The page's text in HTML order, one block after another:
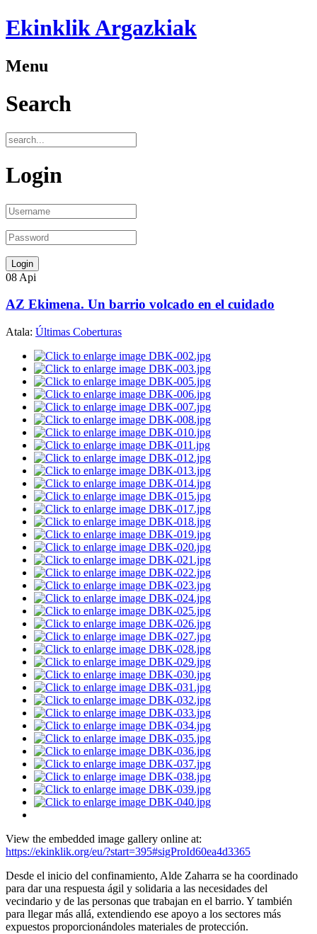
Ekinklik Argazkiak
Menu
Search
Login
08 Api
AZ Ekimena. Un barrio volcado en el cuidado
Atala: Últimas Coberturas
View the embedded image gallery online at:
https://ekinklik.org/eu/?start=395#sigProId60ea4d3365
Desde el inicio del confinamiento, Alde Zaharra se ha coordinado
para dar una respuesta ágil y solidaria a las necesidades del
vecindario y de las personas que trabajan en el barrio. Y también
para llegar más allá, extendiendo ese apoyo a los sectores más
expuestos proporcionándoles materiales de protección.